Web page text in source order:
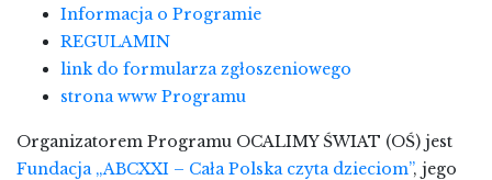
Informacja o Programie
REGULAMIN
link do formularza zgłoszeniowego
strona www Programu
Organizatorem Programu OCALIMY ŚWIAT (OŚ) jest
Fundacja „ABCXXI – Cała Polska czyta dzieciom”, jego